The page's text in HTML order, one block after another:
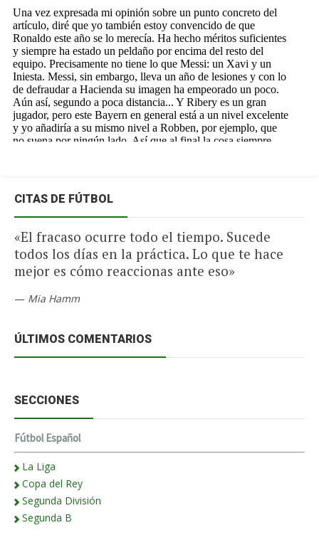
CITAS DE FÚTBOL
«El fracaso ocurre todo el tiempo. Sucede
todos los días en la práctica. Lo que te hace
mejor es cómo reaccionas ante eso»
— Mia Hamm
ÚLTIMOS COMENTARIOS
SECCIONES
Fútbol Español
La Liga
Copa del Rey
Segunda División
Segunda B